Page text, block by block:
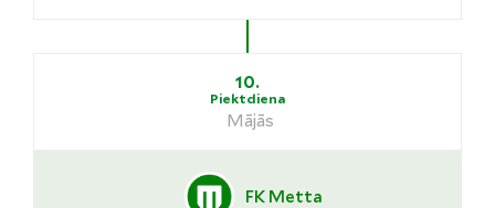
10.
Piektdiena
Mājās
FK Metta